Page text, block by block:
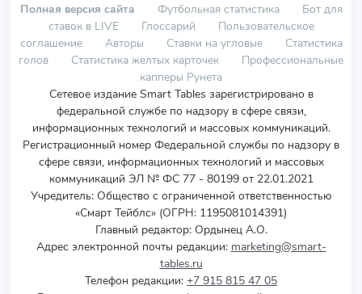
Полная версия сайта Футбольная статистика
Бот для
ставок в LIVE
Глоссарий
Пользовательское
соглашение
Авторы Ставки на угловые
Статистика
голов
Статистика желтых карточек
Профессиональные
капперы Рунета
Сетевое издание Smart Tables зарегистрировано в
федеральной службе по надзору в сфере связи,
информационных технологий и массовых коммуникаций.
Регистрационный номер Федеральной службы по надзору в
сфере связи, информационных технологий и массовых
коммуникаций ЭЛ № ФС 77 - 80199 от 22.01.2021
Учредитель: Общество с ограниченной ответственностью
«Смарт Тейблс» (ОГРН: 1195081014391)
Главный редактор: Ордынец А.О.
Адрес электронной почты редакции: marketing@smart-
tables.ru
Телефон редакции: +7 915 815 47 05